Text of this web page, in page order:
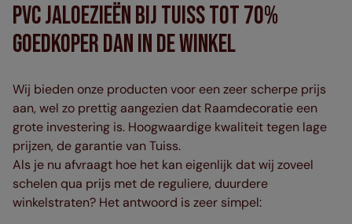
PVC Jaloezieën bij Tuiss tot 70%
goedkoper dan in de winkel
Wij bieden onze producten voor een zeer scherpe prijs
aan, wel zo prettig aangezien dat Raamdecoratie een
grote investering is. Hoogwaardige kwaliteit tegen lage
prijzen, de garantie van Tuiss.
Als je nu afvraagt hoe het kan eigenlijk dat wij zoveel
schelen qua prijs met de reguliere, duurdere
winkelstraten? Het antwoord is zeer simpel: